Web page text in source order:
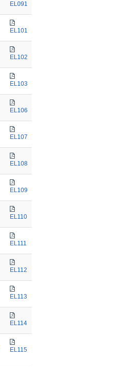
EL091
EL101
EL102
EL103
EL106
EL107
EL108
EL109
EL110
EL111
EL112
EL113
EL114
EL115